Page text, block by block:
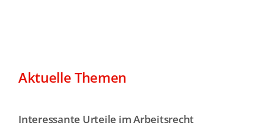
Aktuelle Themen
Interessante Urteile im Arbeitsrecht